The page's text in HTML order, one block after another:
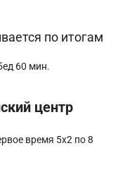
по итогам
60 мин.
центр
время 5х2 по 8